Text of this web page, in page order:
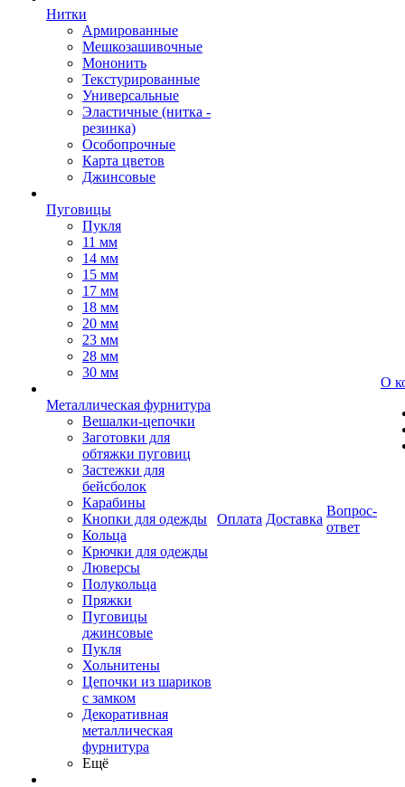
Нитки
Армированные
Мешкозашивочные
Мононить
Текстурированные
Универсальные
Эластичные (нитка -
резинка)
Особопрочные
Карта цветов
Джинсовые
Пуговицы
Пукля
11 мм
14 мм
15 мм
17 мм
18 мм
20 мм
23 мм
28 мм
30 мм
Металлическая фурнитура
Вешалки-цепочки
Заготовки для
обтяжки пуговиц
Застежки для
бейсболок
Карабины
Кнопки для одежды
Кольца
Крючки для одежды
Люверсы
Полукольца
Пряжки
Пуговицы
джинсовые
Пукля
Хольнитены
Цепочки из шариков
с замком
Декоративная
металлическая
фурнитура
Ещё
Оплата Доставка
Вопрос-
ответ
О